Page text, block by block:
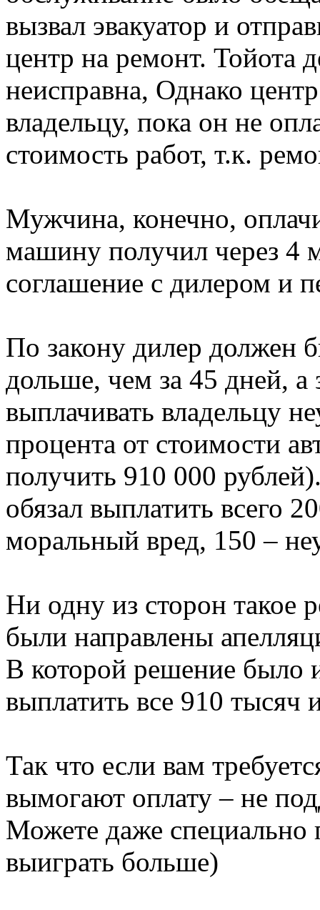
вызвал эвакуатор и
центр на ремонт. Тойота
неисправна, Однако
владельцу, пока он не
стоимость работ, т.к.
Мужчина, конечно,
машину получил через 4
соглашение с дилером и
По закону дилер должен
дольше, чем за 45 дней,
выплачивать владельцу
процента от стоимости
получить 910 000
обязал выплатить всего
моральный вред, 150 –
Ни одну из сторон такое
были направлены
В которой решение было
выплатить все 910 тысяч
Так что если вам
вымогают оплату – не
Можете даже специально
выиграть больше)